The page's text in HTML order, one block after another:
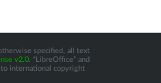
specified, all text
v2.0. “LibreOffice” and
international copyright